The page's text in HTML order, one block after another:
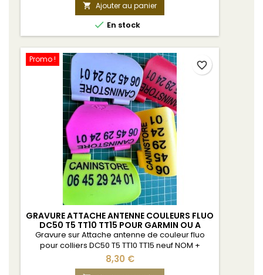
 Ajouter au panier
 En stock
Promo !
GRAVURE ATTACHE ANTENNE COULEURS FLUO
DC50 T5 TT10 TT15 POUR GARMIN OU A
Gravure sur Attache antenne de couleur fluo
pour colliers DC50 T5 TT10 TT15 neuf NOM +
TELEPHONE Compatible avec les DOGTRA
Pathfinder
8,30 €
favorite_border